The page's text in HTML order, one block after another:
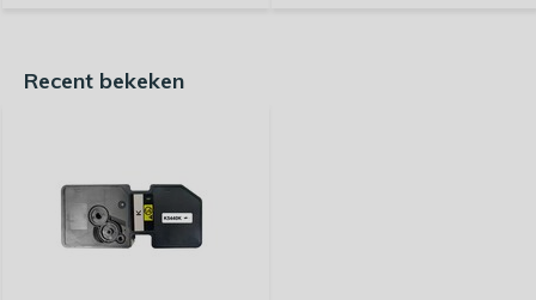
Recent bekeken